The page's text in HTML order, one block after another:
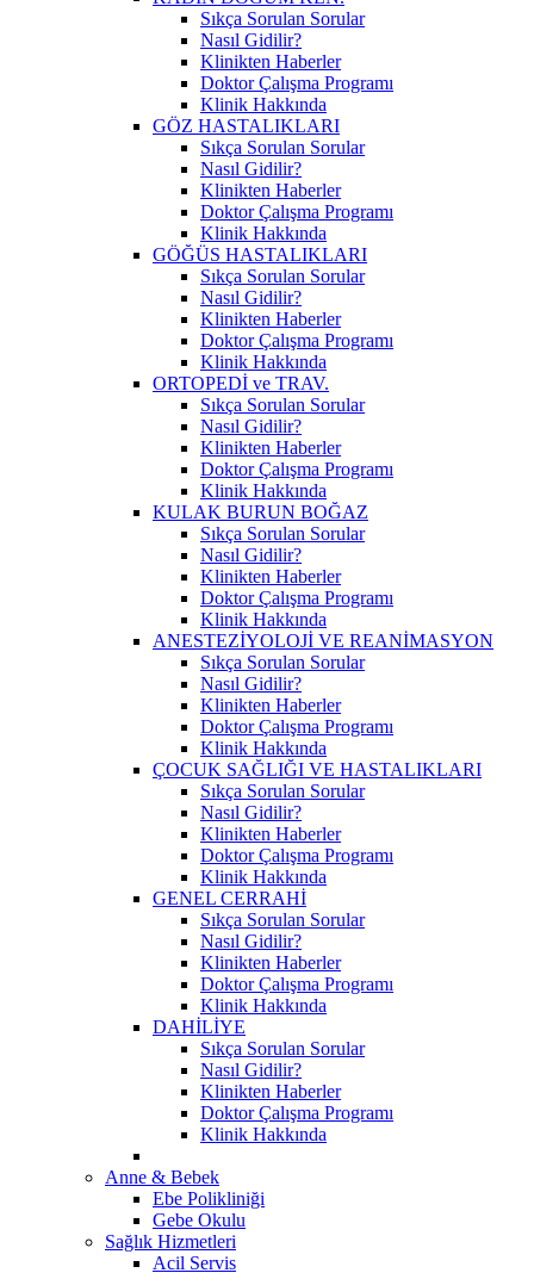
Sıkça Sorulan Sorular
Nasıl Gidilir?
Klinikten Haberler
Doktor Çalışma Programı
Klinik Hakkında
GÖZ HASTALIKLARI
Sıkça Sorulan Sorular
Nasıl Gidilir?
Klinikten Haberler
Doktor Çalışma Programı
Klinik Hakkında
GÖĞÜS HASTALIKLARI
Sıkça Sorulan Sorular
Nasıl Gidilir?
Klinikten Haberler
Doktor Çalışma Programı
Klinik Hakkında
ORTOPEDİ ve TRAV.
Sıkça Sorulan Sorular
Nasıl Gidilir?
Klinikten Haberler
Doktor Çalışma Programı
Klinik Hakkında
KULAK BURUN BOĞAZ
Sıkça Sorulan Sorular
Nasıl Gidilir?
Klinikten Haberler
Doktor Çalışma Programı
Klinik Hakkında
ANESTEZİYOLOJİ VE REANİMASYON
Sıkça Sorulan Sorular
Nasıl Gidilir?
Klinikten Haberler
Doktor Çalışma Programı
Klinik Hakkında
ÇOCUK SAĞLIĞI VE HASTALIKLARI
Sıkça Sorulan Sorular
Nasıl Gidilir?
Klinikten Haberler
Doktor Çalışma Programı
Klinik Hakkında
GENEL CERRAHİ
Sıkça Sorulan Sorular
Nasıl Gidilir?
Klinikten Haberler
Doktor Çalışma Programı
Klinik Hakkında
DAHİLİYE
Sıkça Sorulan Sorular
Nasıl Gidilir?
Klinikten Haberler
Doktor Çalışma Programı
Klinik Hakkında
Anne & Bebek
Ebe Polikliniği
Gebe Okulu
Sağlık Hizmetleri
Acil Servis